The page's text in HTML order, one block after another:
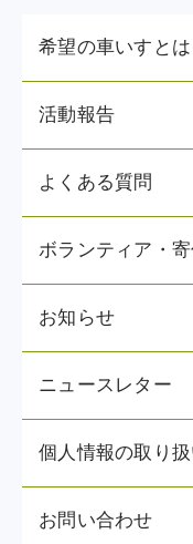
希望の車いすとは
活動報告
よくある質問
ボランティア・
お知らせ
ニュースレター
個人情報の取り
お問い合わせ